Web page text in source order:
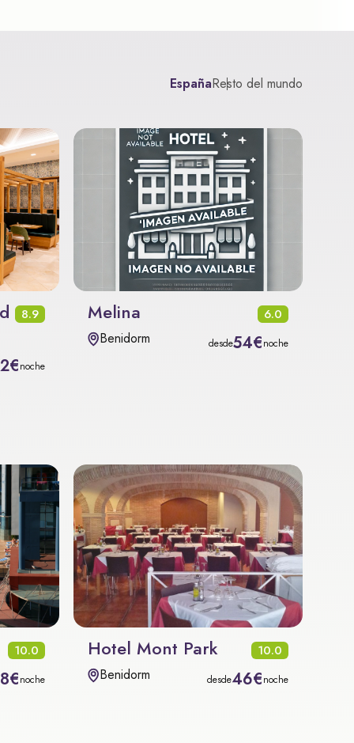
EspañaResto del mundo
8.9
noche
Melina 6.0
Benidorm desde54€noche
10.0
noche
Hotel Mont Park 10.0
Benidorm desde46€noche